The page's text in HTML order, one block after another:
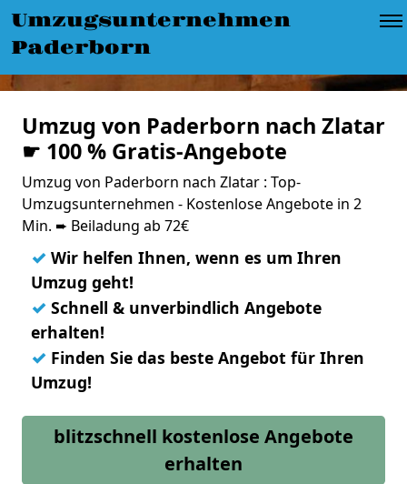
Umzugsunternehmen
Paderborn
Umzug von Paderborn nach Zlatar
☛ 100 % Gratis-Angebote
Umzug von Paderborn nach Zlatar : Top-
Umzugsunternehmen - Kostenlose Angebote in 2
Min. ➨ Beiladung ab 72€
✓ Wir helfen Ihnen, wenn es um Ihren
Umzug geht!
✓ Schnell & unverbindlich Angebote
erhalten!
✓ Finden Sie das beste Angebot für Ihren
Umzug!
blitzschnell kostenlose Angebote
erhalten